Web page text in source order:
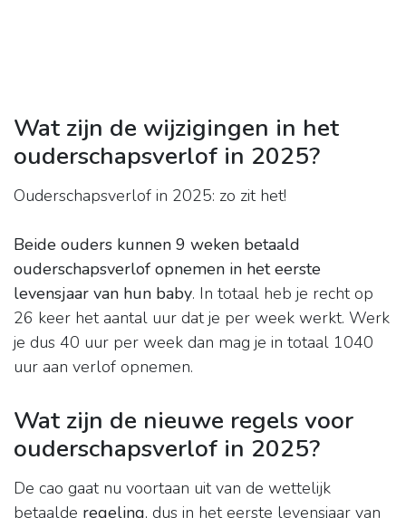
Wat zijn de wijzigingen in het
ouderschapsverlof in 2025?
Ouderschapsverlof in 2025: zo zit het!
Beide ouders kunnen 9 weken betaald
ouderschapsverlof opnemen in het eerste
levensjaar van hun baby. In totaal heb je recht op
26 keer het aantal uur dat je per week werkt. Werk
je dus 40 uur per week dan mag je in totaal 1040
uur aan verlof opnemen.
Wat zijn de nieuwe regels voor
ouderschapsverlof in 2025?
De cao gaat nu voortaan uit van de wettelijk
betaalde regeling, dus in het eerste levensjaar van